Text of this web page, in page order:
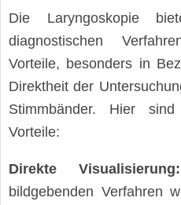
Die Laryngoskopie
diagnostischen
Vorteile, besonders in
Direktheit der
Stimmbänder. Hier
Vorteile:
Direkte Visualisierung:
bildgebenden Verfahren